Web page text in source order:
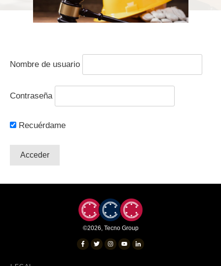
Nombre de usuario
Contraseña
Recuérdame
©2026 Tecno Group